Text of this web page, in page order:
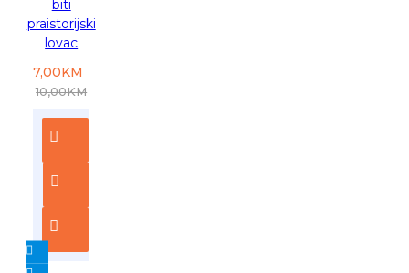
biti
praistorijski
lovac
7,00KM
10,00KM